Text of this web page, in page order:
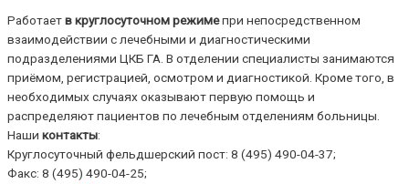
Работаетв круглосуточном режимепри непосредственном
взаимодействии с лечебными и диагностическими
подразделениями ЦКБ ГА. В отделении специалисты занимаются
приёмом, регистрацией, осмотром и диагностикой. Кроме того, в
необходимых случаях оказывают первую помощь и
распределяют пациентов по лечебным отделениям больницы.
Наши контакты:
Круглосуточный фельдшерский пост: 8 (495) 490-04-37;
Факс: 8 (495) 490-04-25;